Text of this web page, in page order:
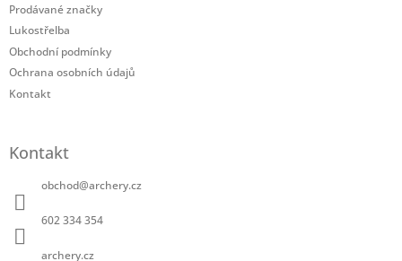
Prodávané značky
Lukostřelba
Obchodní podmínky
Ochrana osobních údajů
Kontakt
Kontakt
obchod@archery.cz
602 334 354
archery.cz